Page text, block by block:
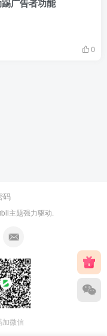
广告者功能
0
码
主题强力驱动.
加微信